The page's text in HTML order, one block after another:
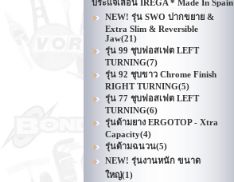
ประแจเลื่อน IREGA * Made In Spain
NEW! รุ่น SWO ปากขยาย &
Extra Slim & Reversible
Jaw(21)
รุ่น 99 ชุบฟอสเฟต LEFT
TURNING(7)
รุ่น 92 ชุบขาว Chrome Finish
RIGHT TURNING(5)
รุ่น 77 ชุบฟอสเฟต LEFT
TURNING(6)
รุ่นด้ามยาง ERGOTOP - Xtra
Capacity(4)
รุ่นด้ามฉนวน(5)
NEW! รุ่นงานหนัก ขนาด
ใหญ่(1)